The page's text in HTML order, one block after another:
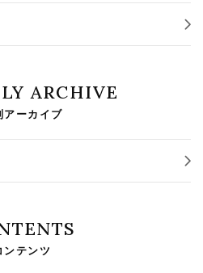
ARCHIVE
アーカイブ
ンテンツ